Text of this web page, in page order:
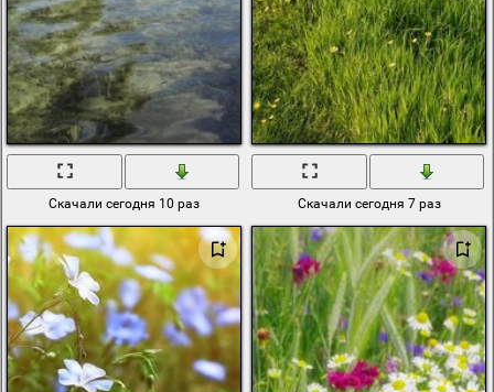
Скачали сегодня 10 раз Скачали сегодня 7 раз